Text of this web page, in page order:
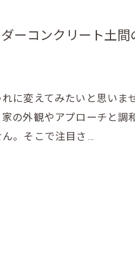
ーコンクリート土間
に変えてみたいと思いま
の外観やアプローチと調
。そこで注目さ…